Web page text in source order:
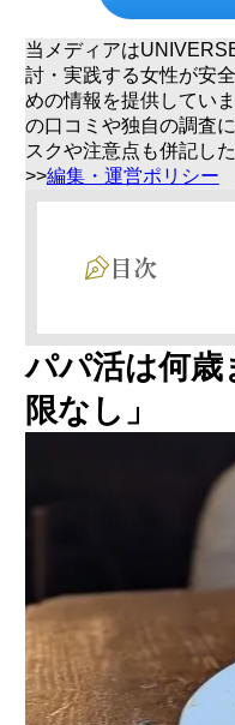
当メディアは
討・実践する女性が安
めの情報を提供してい
の口コミや独自の調査
スクや注意点も併記し
>>編集・運営ポリシー
目次
【下限】パパ活
（児童福祉法・
会う内容別のお
年代別のお手当
20代後半｜落ち
30代｜包容力と
40代｜人生経験
に選ばれる
50代以上｜希少
される
パパ活は何歳
限なし」